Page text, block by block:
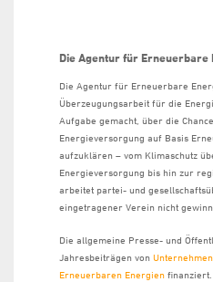
Die Agentur für Erneuerbare
Die Agentur für Erneuerbare
Überzeugungsarbeit für die
Aufgabe gemacht, über die
Energieversorgung auf Basis
aufzuklären – vom Klimaschutz
Energieversorgung bis hin zur
arbeitet partei- und
eingetragener Verein nicht
Die allgemeine Presse- und
Jahresbeiträgen von Unternehmen
Erneuerbaren Energien